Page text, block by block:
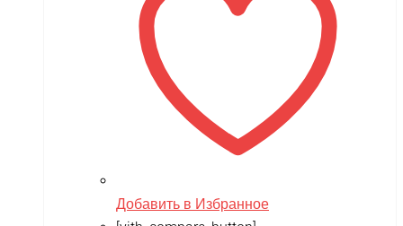
Добавить в Избранное